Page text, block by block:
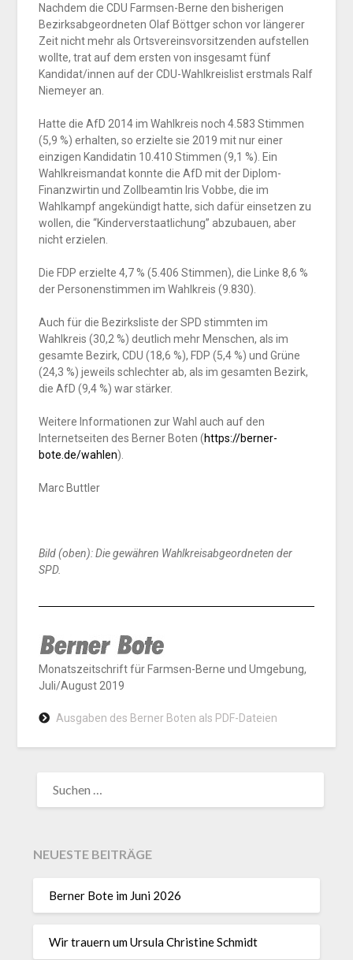
Nachdem die CDU Farmsen-Berne den bisherigen
Bezirksabgeordneten Olaf Böttger schon vor längerer
Zeit nicht mehr als Ortsvereinsvorsitzenden aufstellen
wollte, trat auf dem ersten von insgesamt fünf
Kandidat/innen auf der CDU-Wahlkreislist erstmals Ralf
Niemeyer an.
Hatte die AfD 2014 im Wahlkreis noch 4.583 Stimmen
(5,9 %) erhalten, so erzielte sie 2019 mit nur einer
einzigen Kandidatin 10.410 Stimmen (9,1 %). Ein
Wahlkreismandat konnte die AfD mit der Diplom-
Finanzwirtin und Zollbeamtin Iris Vobbe, die im
Wahlkampf angekündigt hatte, sich dafür einsetzen zu
wollen, die “Kinderverstaatlichung” abzubauen, aber
nicht erzielen.
Die FDP erzielte 4,7 % (5.406 Stimmen), die Linke 8,6 %
der Personenstimmen im Wahlkreis (9.830).
Auch für die Bezirksliste der SPD stimmten im
Wahlkreis (30,2 %) deutlich mehr Menschen, als im
gesamte Bezirk, CDU (18,6 %), FDP (5,4 %) und Grüne
(24,3 %) jeweils schlechter ab, als im gesamten Bezirk,
die AfD (9,4 %) war stärker.
Weitere Informationen zur Wahl auch auf den
Internetseiten des Berner Boten (https://berner-
bote.de/wahlen).
Marc Buttler
Bild (oben): Die gewähren Wahlkreisabgeordneten der
SPD.
Monatszeitschrift für Farmsen-Berne und Umgebung,
Juli/August 2019
Ausgaben des Berner Boten als PDF-Dateien
NEUESTE BEITRÄGE
Berner Bote im Juni 2026
Wir trauern um Ursula Christine Schmidt